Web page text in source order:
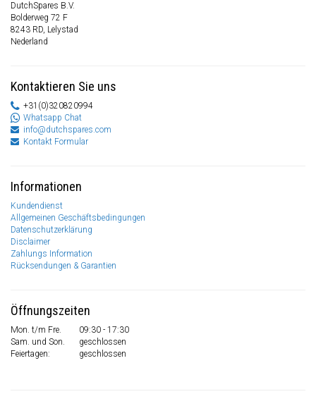
DutchSpares B.V.
Bolderweg 72 F
8243 RD, Lelystad
Nederland
Kontaktieren Sie uns
+31(0)320820994
Whatsapp Chat
info@dutchspares.com
Kontakt Formular
Informationen
Kundendienst
Allgemeinen Geschäftsbedingungen
Datenschutzerklärung
Disclaimer
Zahlungs Information
Rücksendungen & Garantien
Öffnungszeiten
Mon. t/m Fre.
09:30 - 17:30
Sam. und Son.
geschlossen
Feiertagen:
geschlossen